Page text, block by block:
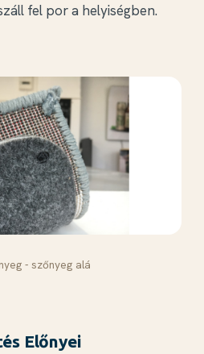
fel por a helyiségben.
- szőnyeg alá
Előnyei